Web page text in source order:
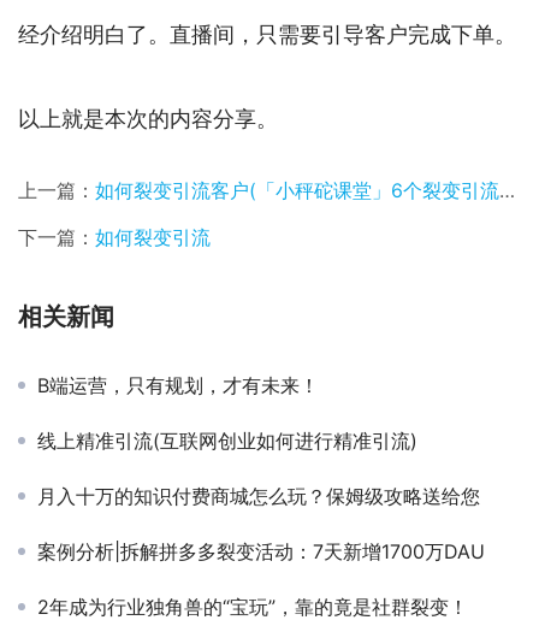
经介绍明白了。直播间，只需要引导客户完成下单。
以上就是本次的内容分享。
上一篇： 如何裂变引流客户(「小秤砣课堂」6个裂变引流的玩法，让你的客户实现爆发式增长)
下一篇： 如何裂变引流
相关新闻
B端运营，只有规划，才有未来！
线上精准引流(互联网创业如何进行精准引流)
月入十万的知识付费商城怎么玩？保姆级攻略送给您
案例分析|拆解拼多多裂变活动：7天新增1700万DAU
2年成为行业独角兽的“宝玩”，靠的竟是社群裂变！